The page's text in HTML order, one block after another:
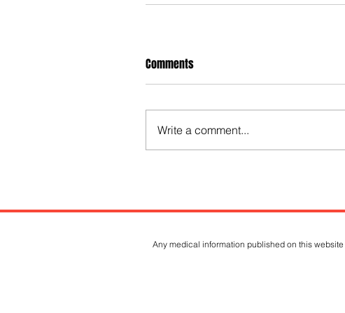
Comments
Write a comment...
Any medical information published on this